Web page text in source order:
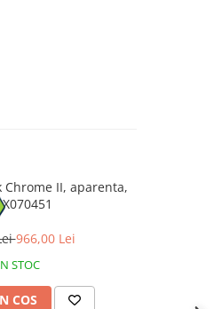
Chrome II, aparenta,
966,00 Lei
STOC
COS